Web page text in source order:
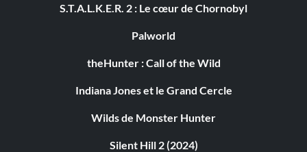
S.T.A.L.K.E.R. 2 : Le cœur de Chornobyl
Palworld
theHunter : Call of the Wild
Indiana Jones et le Grand Cercle
Wilds de Monster Hunter
Silent Hill 2 (2024)